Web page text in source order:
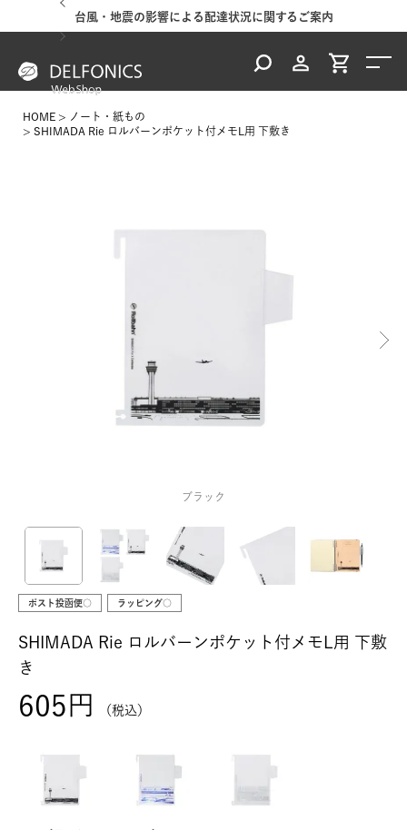
台風・地震の影響による配達状況に関するご案内
HOME
ノート・紙もの
SHIMADA Rie ロルバーンポケット付メモL用 下敷き
ブラック
ポスト投函便○ ラッピング○
SHIMADA Rie ロルバーンポケット付メモL用 下敷
き
605 税込